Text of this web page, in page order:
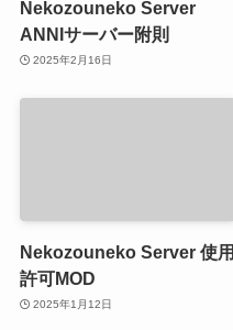
Nekozouneko Server
ANNIサーバー附則
2025年2月16日
Nekozouneko Server 使用
許可MOD
2025年1月12日